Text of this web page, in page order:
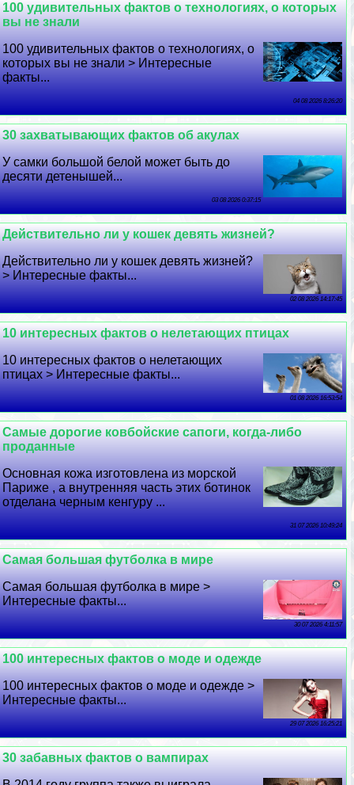
100 удивительных фактов о технологиях, о которых
вы не знали
100 удивительных фактов о технологиях, о
которых вы не знали > Интересные
факты...
04 08 2026 8:26:20
30 захватывающих фактов об акулах
У самки большой белой может быть до
десяти детенышей...
03 08 2026 0:37:15
Действительно ли у кошек девять жизней?
Действительно ли у кошек девять жизней?
> Интересные факты...
02 08 2026 14:17:45
10 интересных фактов о нелетающих птицах
10 интересных фактов о нелетающих
птицах > Интересные факты...
01 08 2026 16:53:54
Самые дорогие ковбойские сапоги, когда-либо
проданные
Основная кожа изготовлена ​​из морской
Париже , а внутренняя часть этих ботинок
отделана черным кенгуру ...
31 07 2026 10:49:24
Самая большая футболка в мире
Самая большая футболка в мире >
Интересные факты...
30 07 2026 4:11:57
100 интересных фактов о моде и одежде
100 интересных фактов о моде и одежде >
Интересные факты...
29 07 2026 16:25:21
30 забавных фактов о вампирах